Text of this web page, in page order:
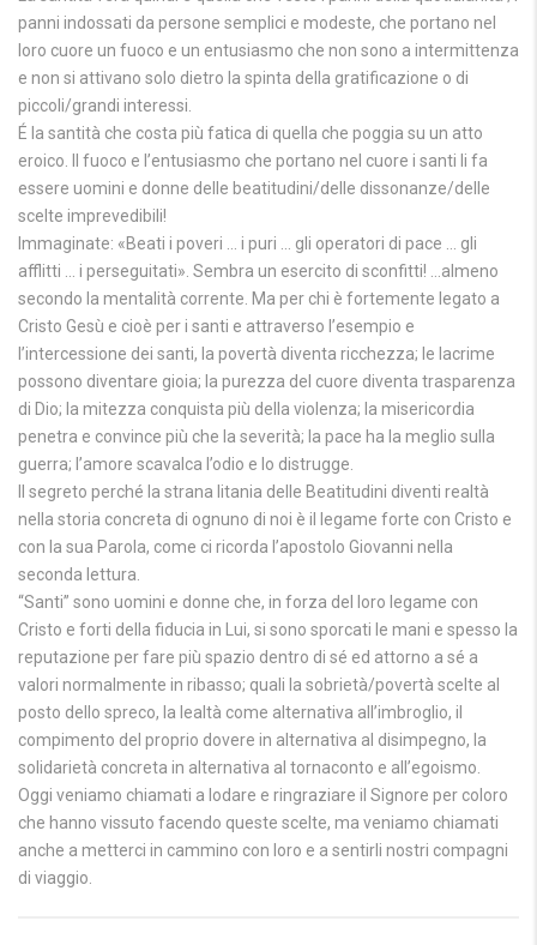
panni indossati da persone semplici e modeste, che portano nel
loro cuore un fuoco e un entusiasmo che non sono a intermittenza
e non si attivano solo dietro la spinta della gratificazione o di
piccoli/grandi interessi.
É la santità che costa più fatica di quella che poggia su un atto
eroico. Il fuoco e l’entusiasmo che portano nel cuore i santi li fa
essere uomini e donne delle beatitudini/delle dissonanze/delle
scelte imprevedibili!
Immaginate: «Beati i poveri … i puri … gli operatori di pace … gli
afflitti … i perseguitati». Sembra un esercito di sconfitti! …almeno
secondo la mentalità corrente. Ma per chi è fortemente legato a
Cristo Gesù e cioè per i santi e attraverso l’esempio e
l’intercessione dei santi, la povertà diventa ricchezza; le lacrime
possono diventare gioia; la purezza del cuore diventa trasparenza
di Dio; la mitezza conquista più della violenza; la misericordia
penetra e convince più che la severità; la pace ha la meglio sulla
guerra; l’amore scavalca l’odio e lo distrugge.
Il segreto perché la strana litania delle Beatitudini diventi realtà
nella storia concreta di ognuno di noi è il legame forte con Cristo e
con la sua Parola, come ci ricorda l’apostolo Giovanni nella
seconda lettura.
“Santi” sono uomini e donne che, in forza del loro legame con
Cristo e forti della fiducia in Lui, si sono sporcati le mani e spesso la
reputazione per fare più spazio dentro di sé ed attorno a sé a
valori normalmente in ribasso; quali la sobrietà/povertà scelte al
posto dello spreco, la lealtà come alternativa all’imbroglio, il
compimento del proprio dovere in alternativa al disimpegno, la
solidarietà concreta in alternativa al tornaconto e all’egoismo.
Oggi veniamo chiamati a lodare e ringraziare il Signore per coloro
che hanno vissuto facendo queste scelte, ma veniamo chiamati
anche a metterci in cammino con loro e a sentirli nostri compagni
di viaggio.